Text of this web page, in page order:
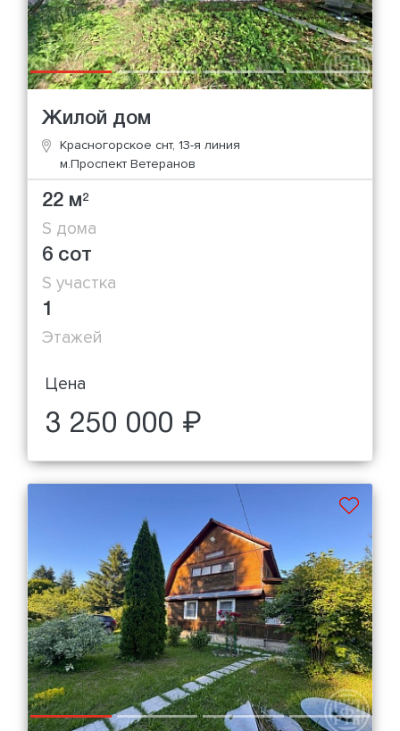
Жилой дом
Красногорское снт, 13-я линия
м.Проспект Ветеранов
22 м2
S дома
6 сот
S участка
1
Этажей
Цена
3 250 000 ₽